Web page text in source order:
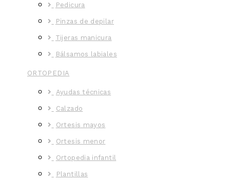
Pedicura
Pinzas de depilar
Tijeras manicura
Bálsamos labiales
ORTOPEDIA
Ayudas técnicas
Calzado
Ortesis mayos
Ortesis menor
Ortopedia infantil
Plantillas